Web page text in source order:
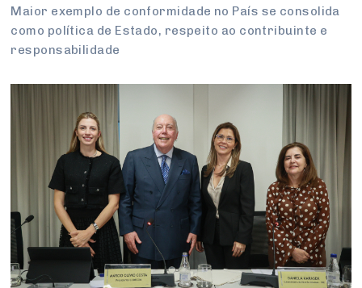
Maior exemplo de conformidade no País se consolida
como política de Estado, respeito ao contribuinte e
responsabilidade